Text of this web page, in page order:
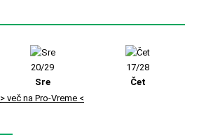
20/29
Sre
17/28
Čet
> več na Pro-Vreme <